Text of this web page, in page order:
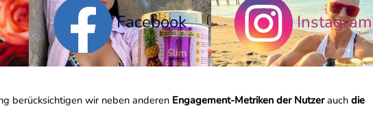
Facebook Instagram
berücksichtigen wir neben anderen Engagement-Metriken der Nutzerauch die